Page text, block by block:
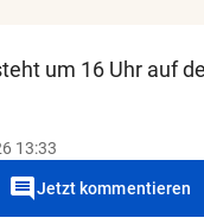
um 16 Uhr auf
13:33
commentJetzt kommentieren